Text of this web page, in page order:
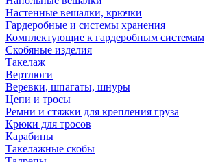
Настенные вешалки, крючки
Гардеробные и системы хранения
Комплектующие к гардеробным системам
Скобяные изделия
Такелаж
Вертлюги
Веревки, шпагаты, шнуры
Цепи и тросы
Ремни и стяжки для крепления груза
Крюки для тросов
Карабины
Такелажные скобы